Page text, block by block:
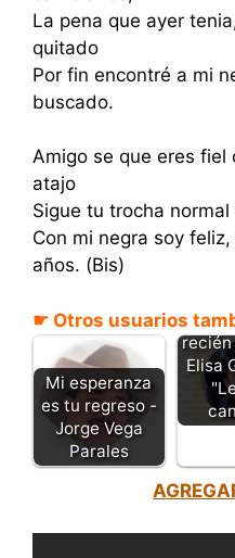
La pena que ayer
quitado
Por fin encontré a mi
buscado.
Amigo se que eres fiel
atajo
Sigue tu trocha
Con mi negra soy
años. (Bis)
☛ Otros usuarios
Mi esperanza
es tu regreso -
Jorge Vega
Parales
Elisa